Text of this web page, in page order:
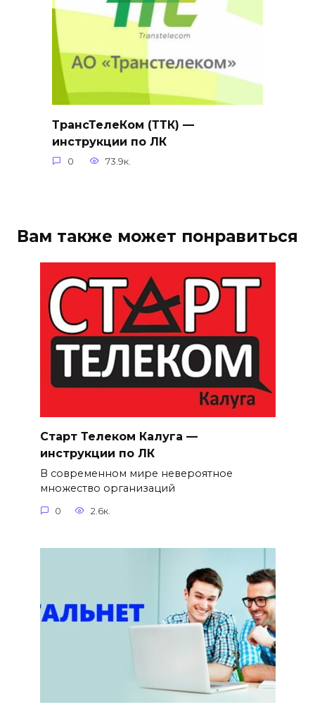
ТрансТелеКом (ТТК) —
инструкции по ЛК
0 73.9к.
Вам также может понравиться
Старт Телеком Калуга —
инструкции по ЛК
В современном мире невероятное
множество организаций
0 2.6к.